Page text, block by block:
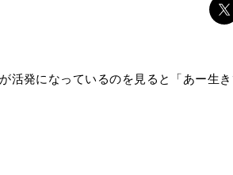
活発になっているのを見ると「あー生